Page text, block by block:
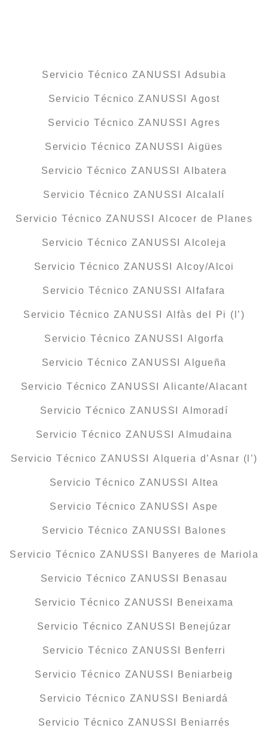
Servicio Técnico ZANUSSI Adsubia
Servicio Técnico ZANUSSI Agost
Servicio Técnico ZANUSSI Agres
Servicio Técnico ZANUSSI Aigües
Servicio Técnico ZANUSSI Albatera
Servicio Técnico ZANUSSI Alcalalí
Servicio Técnico ZANUSSI Alcocer de Planes
Servicio Técnico ZANUSSI Alcoleja
Servicio Técnico ZANUSSI Alcoy/Alcoi
Servicio Técnico ZANUSSI Alfafara
Servicio Técnico ZANUSSI Alfàs del Pi (l’)
Servicio Técnico ZANUSSI Algorfa
Servicio Técnico ZANUSSI Algueña
Servicio Técnico ZANUSSI Alicante/Alacant
Servicio Técnico ZANUSSI Almoradí
Servicio Técnico ZANUSSI Almudaina
Servicio Técnico ZANUSSI Alqueria d’Asnar (l’)
Servicio Técnico ZANUSSI Altea
Servicio Técnico ZANUSSI Aspe
Servicio Técnico ZANUSSI Balones
Servicio Técnico ZANUSSI Banyeres de Mariola
Servicio Técnico ZANUSSI Benasau
Servicio Técnico ZANUSSI Beneixama
Servicio Técnico ZANUSSI Benejúzar
Servicio Técnico ZANUSSI Benferri
Servicio Técnico ZANUSSI Beniarbeig
Servicio Técnico ZANUSSI Beniardá
Servicio Técnico ZANUSSI Beniarrés